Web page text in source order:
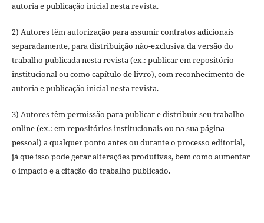
autoria e publicação inicial nesta revista.
2) Autores têm autorização para assumir contratos adicionais
separadamente, para distribuição não-exclusiva da versão do
trabalho publicada nesta revista (ex.: publicar em repositório
institucional ou como capítulo de livro), com reconhecimento de
autoria e publicação inicial nesta revista.
3) Autores têm permissão para publicar e distribuir seu trabalho
online (ex.: em repositórios institucionais ou na sua página
pessoal) a qualquer ponto antes ou durante o processo editorial,
já que isso pode gerar alterações produtivas, bem como aumentar
o impacto e a citação do trabalho publicado.